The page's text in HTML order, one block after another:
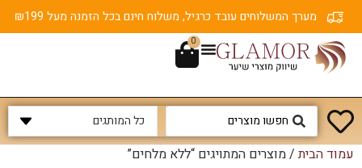
מערך המשלוחים עובד כרגיל, משלוח חינם בכל הזמנה מעל ₪199
0
עמוד הבית/ מוצרים המתויגים “ללא מלחים”